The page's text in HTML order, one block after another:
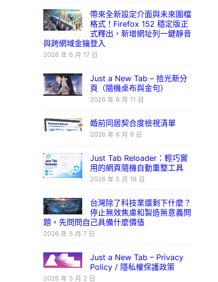
帶來全新設定介面與未來圖檔
格式！Firefox 152 穩定版正
式釋出，新增網址列一鍵靜音
與跨網域金鑰登入
2026 年 6 月 17 日
Just a New Tab – 拾光新分
頁（隨機桌布與金句）
2026 年 6 月 11 日
婚前同居契合度檢視清單
2026 年 6 月 9 日
Just Tab Reloader：輕巧實
用的網頁隨機自動重整工具
2026 年 5 月 18 日
台灣除了科技業還剩下什麼？
停止無效焦慮和製造無意義問
題，先問問自己具備什麼價值
2026 年 5 月 7 日
Just a New Tab – Privacy
Policy / 隱私權保護政策
2026 年 5 月 2 日